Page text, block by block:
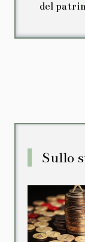
del
Sullo